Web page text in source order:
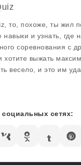
, то, похоже, ты жил
и узнать, где
соревнования с
хотите выжать
весело, и это им
сетях: